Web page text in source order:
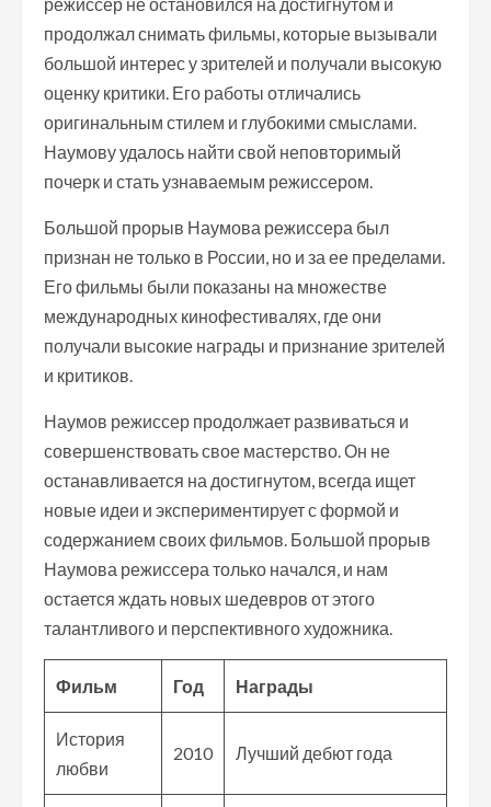
продолжал снимать фильмы, которые вызывали
большой интерес у зрителей и получали высокую
оценку критики. Его работы отличались
оригинальным стилем и глубокими смыслами.
Наумову удалось найти свой неповторимый
почерк и стать узнаваемым режиссером.
Большой прорыв Наумова режиссера был
признан не только в России, но и за ее пределами.
Его фильмы были показаны на множестве
международных кинофестивалях, где они
получали высокие награды и признание зрителей
и критиков.
Наумов режиссер продолжает развиваться и
совершенствовать свое мастерство. Он не
останавливается на достигнутом, всегда ищет
новые идеи и экспериментирует с формой и
содержанием своих фильмов. Большой прорыв
Наумова режиссера только начался, и нам
остается ждать новых шедевров от этого
талантливого и перспективного художника.
Фильм Год Награды
История
любви
2010 Лучший дебют года